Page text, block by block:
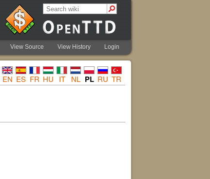
View Source View History Login
EN ES FR HU IT NL PL RU TR